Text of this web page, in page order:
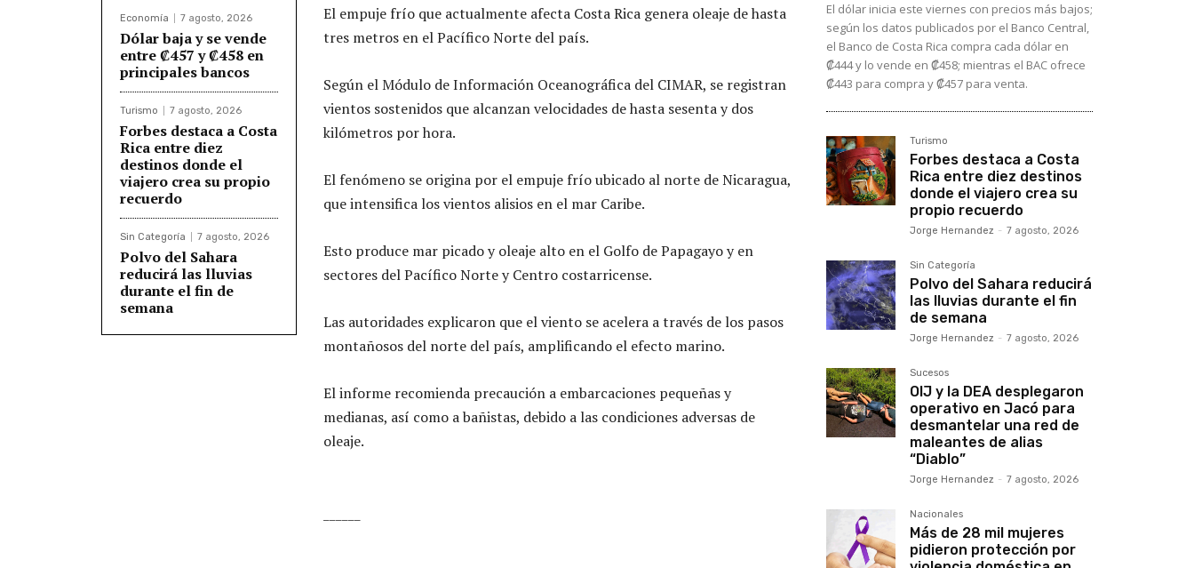
Economía 7 agosto, 2026
Dólar baja y se vende
entre ₡457 y ₡458 en
principales bancos
Turismo 7 agosto, 2026
Forbes destaca a Costa
Rica entre diez
destinos donde el
viajero crea su propio
recuerdo
Sin Categoría 7 agosto, 2026
Polvo del Sahara
reducirá las lluvias
durante el fin de
semana
El empuje frío que actualmente afecta Costa Rica genera oleaje de hasta
tres metros en el Pacífico Norte del país.
Según el Módulo de Información Oceanográfica del CIMAR, se registran
vientos sostenidos que alcanzan velocidades de hasta sesenta y dos
kilómetros por hora.
El fenómeno se origina por el empuje frío ubicado al norte de Nicaragua,
que intensifica los vientos alisios en el mar Caribe.
Esto produce mar picado y oleaje alto en el Golfo de Papagayo y en
sectores del Pacífico Norte y Centro costarricense.
Las autoridades explicaron que el viento se acelera a través de los pasos
montañosos del norte del país, amplificando el efecto marino.
El informe recomienda precaución a embarcaciones pequeñas y
medianas, así como a bañistas, debido a las condiciones adversas de
oleaje.
El dólar inicia este viernes con precios más bajos;
según los datos publicados por el Banco Central,
el Banco de Costa Rica compra cada dólar en
₡444 y lo vende en ₡458; mientras el BAC ofrece
₡443 para compra y ₡457 para venta.
Turismo
Forbes destaca a Costa
Rica entre diez destinos
donde el viajero crea su
propio recuerdo
Jorge Hernandez - 7 agosto, 2026
Sin Categoría
Polvo del Sahara reducirá
las lluvias durante el fin
de semana
Jorge Hernandez - 7 agosto, 2026
Sucesos
OIJ y la DEA desplegaron
operativo en Jacó para
desmantelar una red de
maleantes de alias
“Diablo”
Jorge Hernandez - 7 agosto, 2026
Nacionales
Más de 28 mil mujeres
pidieron protección por